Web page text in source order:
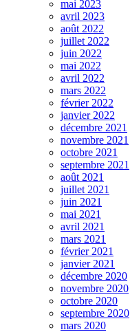
mai 2023
avril 2023
août 2022
juillet 2022
juin 2022
mai 2022
avril 2022
mars 2022
février 2022
janvier 2022
décembre 2021
novembre 2021
octobre 2021
septembre 2021
août 2021
juillet 2021
juin 2021
mai 2021
avril 2021
mars 2021
février 2021
janvier 2021
décembre 2020
novembre 2020
octobre 2020
septembre 2020
mars 2020